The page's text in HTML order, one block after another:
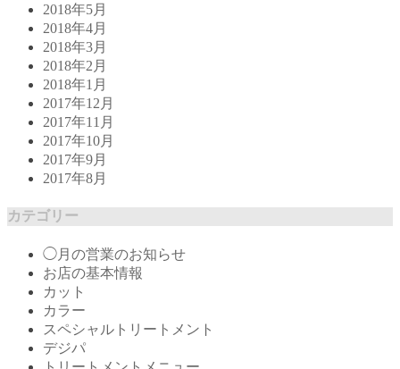
2018年5月
2018年4月
2018年3月
2018年2月
2018年1月
2017年12月
2017年11月
2017年10月
2017年9月
2017年8月
カテゴリー
◯月の営業のお知らせ
お店の基本情報
カット
カラー
スペシャルトリートメント
デジパ